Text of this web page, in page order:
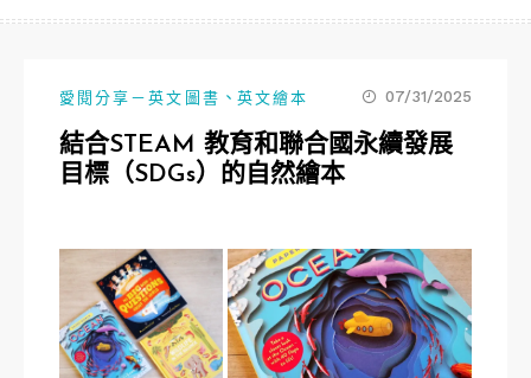
愛閱分享－英文圖書 、 英文繪本 07/31/2025
結合STEAM 教育和聯合國永續發展
目標（SDGs）的自然繪本